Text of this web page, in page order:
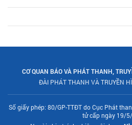
CƠ QUAN BÁO VÀ PHÁT THANH,
ĐÀI PHÁT THANH VÀ TRUYỀN
Số giấy phép: 80/GP-TTĐT do Cục Phát
tử cấp ngày 19/